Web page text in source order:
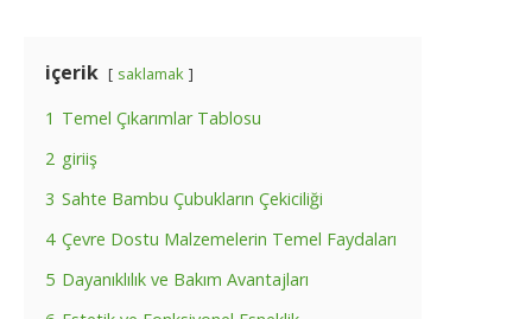
içerik saklamak
1 Temel Çıkarımlar Tablosu
2 giriiş
3 Sahte Bambu Çubukların Çekiciliği
4 Çevre Dostu Malzemelerin Temel Faydaları
5 Dayanıklılık ve Bakım Avantajları